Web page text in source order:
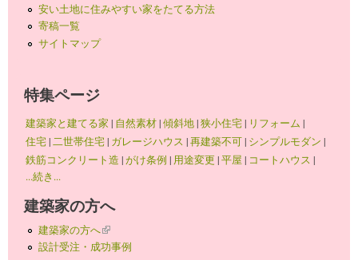
安い土地に住みやすい家をたてる方法
寄稿一覧
サイトマップ
特集ページ
建築家と建てる家 | 自然素材|傾斜地|狭小住宅| リフォーム |
住宅|二世帯住宅| ガレージハウス |再建築不可| シンプルモダン |
鉄筋コンクリート造 |がけ条例 | 用途変更 |平屋 | コートハウス |
...続き...
建築家の方へ
建築家の方へ(link is external)
設計受注・成功事例